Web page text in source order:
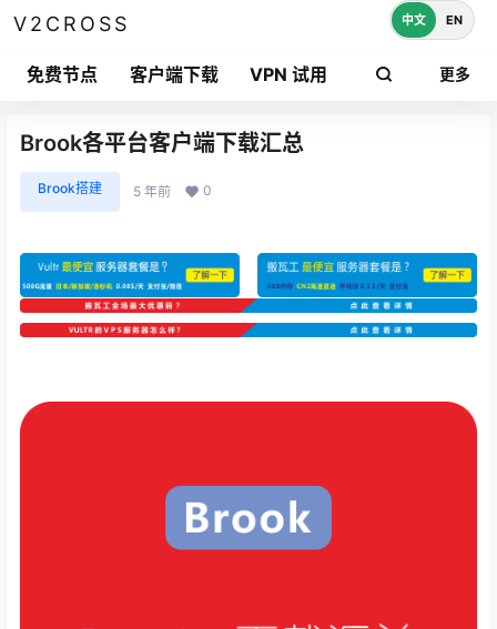
V2CROSS
免费节点 客户端下载 VPN 试用 更多
中文 EN
Brook各平台客户端下载汇总
Brook搭建 5 年前 0